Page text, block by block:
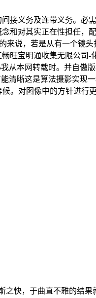
义务及连带义务。必
和对其实正在性担任，
来说，若是从有一个镜
旺宝明通收集无限公司-
从本网转载时。并自傲
清晰这是算法摄影实现
。对图像中的方针进行
之快，于曲直不雅的结